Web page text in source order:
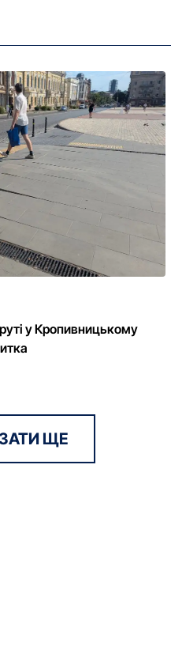
у Кропивницькому
ЩЕ